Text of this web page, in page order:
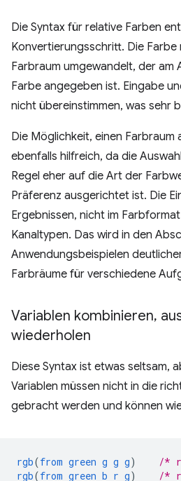
Die Syntax für relative Farben
Konvertierungsschritt. Die Farbe
Farbraum umgewandelt, der am
Farbe angegeben ist. Eingabe
nicht übereinstimmen, was sehr
Die Möglichkeit, einen Farbraum
ebenfalls hilfreich, da die
Regel eher auf die Art der
Präferenz ausgerichtet ist. Die
Ergebnissen, nicht im
Kanaltypen. Das wird in den
Anwendungsbeispielen
Farbräume für verschiedene
Variablen kombinieren,
wiederholen
Diese Syntax ist etwas seltsam,
Variablen müssen nicht in die
gebracht werden und können
rgb(from green g g g)
/*
rgb(from green b r g)
/*